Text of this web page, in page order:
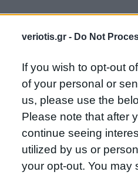
veriotis.gr - Do Not
If you wish to opt-out
of your personal or
us, please use the
Please note that after
continue seeing
utilized by us or
your opt-out. You may